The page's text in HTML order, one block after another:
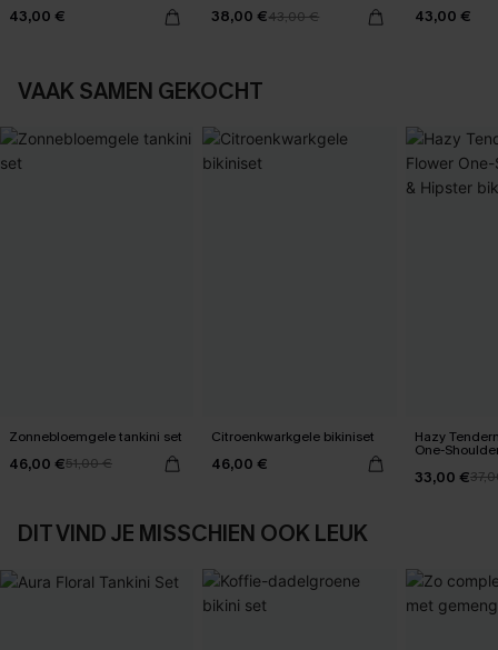
43,00 € 38,00 €43,00 € 43,00 €
VAAK SAMEN GEKOCHT
Zonnebloemgele tankini set
46,00 €51,00 €
Citroenkwarkgele bikiniset
46,00 €
Hazy
One-
33,00 €
DIT VIND JE MISSCHIEN OOK LEUK